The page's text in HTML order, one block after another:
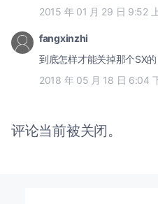
2015 年 01 月 29 日 9:52
fangxinzhi
到底怎样才能关掉那个SX
2018 年 05 月 18 日 6:04
评论当前被关闭。